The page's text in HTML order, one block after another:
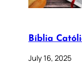
Bíblia
July 16, 2025